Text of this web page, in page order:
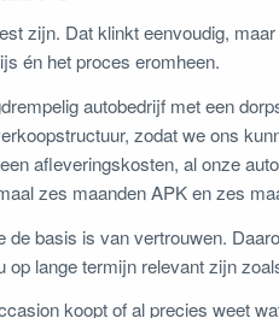
zijn. Dat klinkt eenvoudig,
én het proces eromheen.
autobedrijf met een
zodat we ons
afleveringskosten, al onze
zes maanden APK en zes
de basis is van vertrouwen.
op lange termijn relevant zijn
koopt of al precies weet